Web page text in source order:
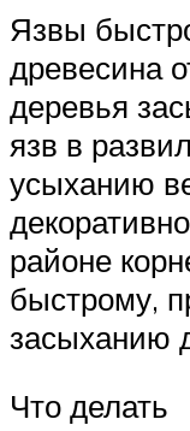
Язвы
древесина
деревья
язв в
усыханию
районе
быстрому,
засыханию
Что делать